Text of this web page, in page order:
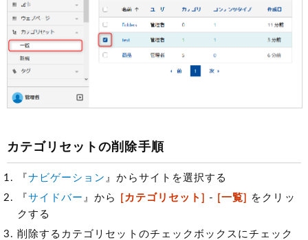
カテゴリセットの削除手順
『ナビゲーション 』からサイトを選択する
『サイドバー 』から [カテゴリセット] - [一覧]
をクリッ
クする
削除するカテゴリセットのチェックボックスにチェック